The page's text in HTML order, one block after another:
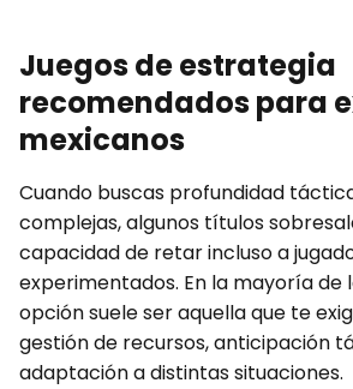
Juegos de estrategia
recomendados para
mexicanos
Cuando buscas profundidad
complejas, algunos títulos
capacidad de retar incluso a
experimentados. En la mayoría de
opción suele ser aquella que te
gestión de recursos, anticipación
adaptación a distintas situaciones.